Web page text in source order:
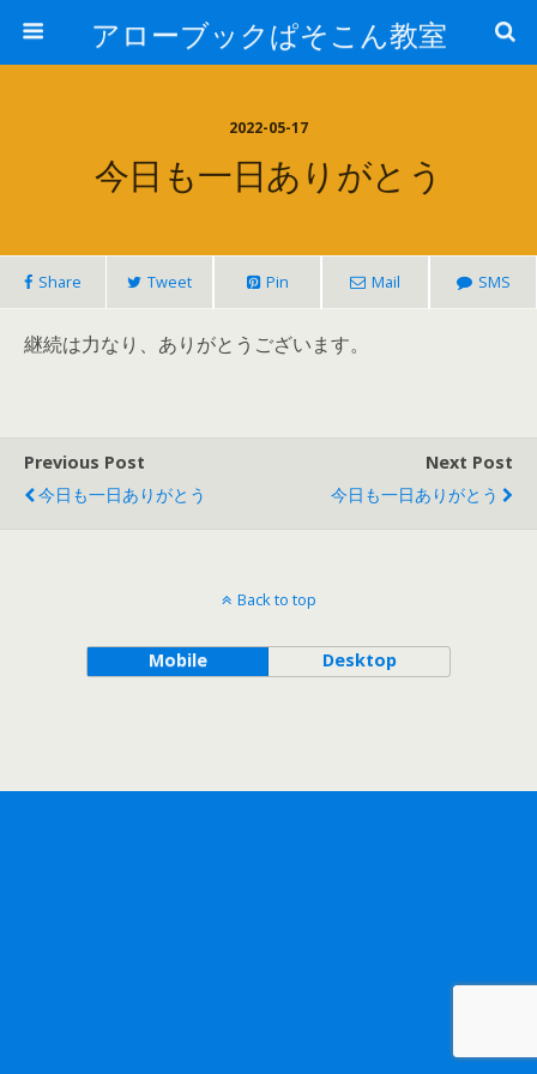
アローブックぱそこん教室
2022-05-17
今日も一日ありがとう
Share Tweet Pin Mail SMS
継続は力なり、ありがとうございます。
Previous Post
今日も一日ありがとう
Next Post
今日も一日ありがとう
Back to top
Mobile Desktop